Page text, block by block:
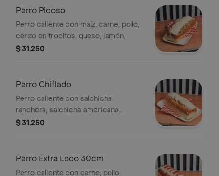
Perro Picoso
Perro caliente con maíz, carne, pollo,
cerdo en trocitos, queso, jamón,
quesillo, verduras, salsas, queso
$ 31.250
Perro Chiflado
Perro caliente con salchicha
ranchera, salchicha americana
salchicha suiza, salsas, verduras,
$ 31.250
Perro Extra Loco 30cm
Perro caliente con carne, pollo,